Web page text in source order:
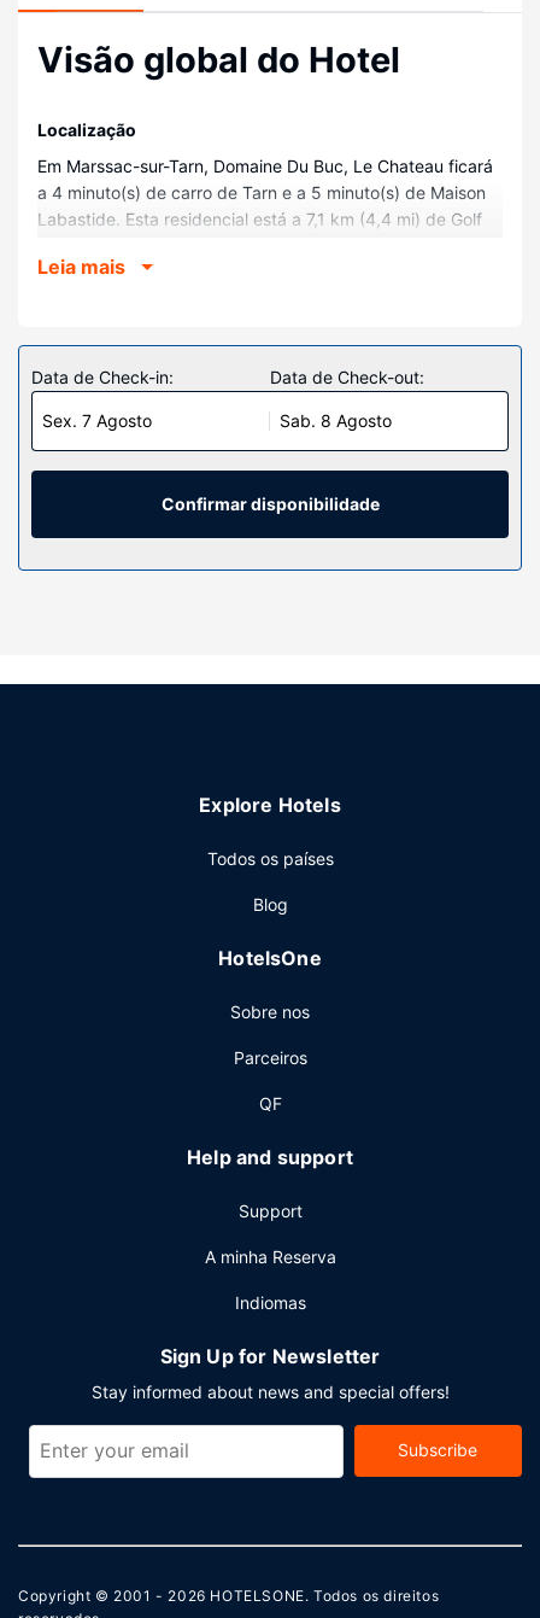
Visão global do Hotel
Localização
Em Marssac-sur-Tarn, Domaine Du Buc, Le Chateau ficará
a 4 minuto(s) de carro de Tarn e a 5 minuto(s) de Maison
Labastide. Esta residencial está a 7,1 km (4,4 mi) de Golf
Quartos
em casa. Prepare as suas refeições na cozinha partilhada.
Mantenha-se em contacto graças à internet sem fios. As
casas de banho privativas têm artigos de higiene grátis e
secadores de cabelo.
Se procura lazer e entretenimento, poderá contar com
piqueniques figuram também entre o leque de
As principais comodidades incluem um serviço de limpeza
bagagem. Há estacionamento grátis no local.
Leia mais
Data de Check-in:
Sex. 7 Agosto
Data de Check-out:
Sab. 8 Agosto
Confirmar disponibilidade
Explore Hotels
Todos os países
Blog
HotelsOne
Sobre nos
Parceiros
QF
Help and support
Support
A minha Reserva
Indiomas
Sign Up for Newsletter
Stay informed about news and special offers!
Subscribe
Copyright © 2001 - 2026 HOTELSONE. Todos os direitos